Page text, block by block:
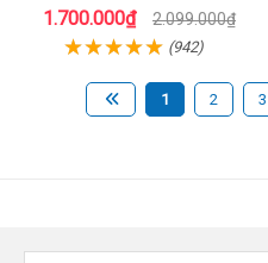
Cấp
1.700.000₫ 2.099.000₫
(942)
1 2 3